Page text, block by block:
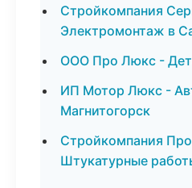
Стройкомпания
Электромонтаж в
ООО Про Люкс -
ИП Мотор Люкс -
Магнитогорск
Стройкомпания
Штукатурные